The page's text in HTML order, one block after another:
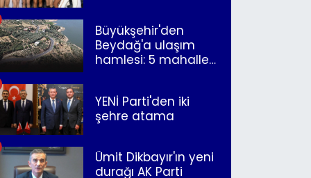
Büyükşehir'den
Beydağ'a ulaşım
hamlesi: 5 mahalle
YENİ Parti'den iki
şehre atama
Ümit Dikbayır'ın yeni
durağı AK Parti